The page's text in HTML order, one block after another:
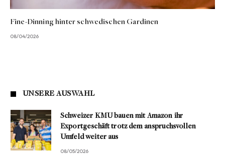
Fine-Dinning hinter schwedischen Gardinen
08/04/2026
UNSERE AUSWAHL
Schweizer KMU bauen mit Amazon ihr
Exportgeschäft trotz dem anspruchsvollen
Umfeld weiter aus
08/05/2026